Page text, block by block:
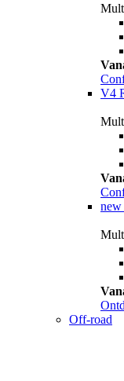
V4
new
Off-road